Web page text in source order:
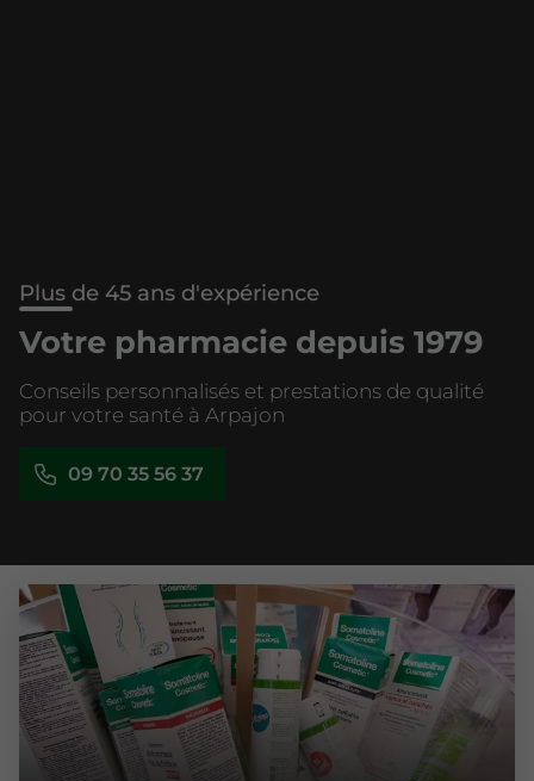
Plus de 45 ans d'expérience
Votre pharmacie depuis 1979
Conseils personnalisés et prestations de qualité
pour votre santé à Arpajon
09 70 35 56 37